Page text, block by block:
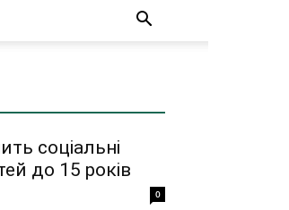
соціальні
до 15 років
0